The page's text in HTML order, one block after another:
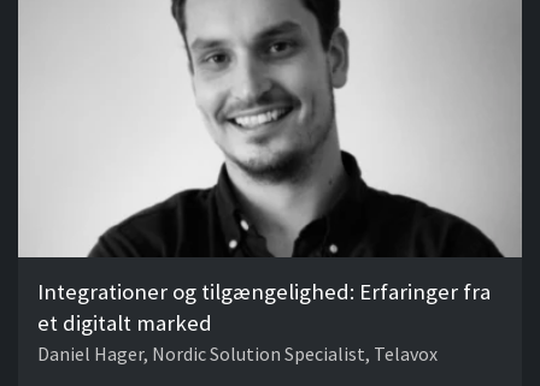
Integrationer og tilgængelighed: Erfaringer fra
et digitalt marked
Daniel Hager, Nordic Solution Specialist, Telavox